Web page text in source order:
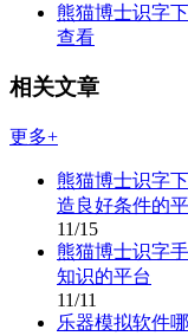
熊猫博士识字
查看
相关文章
更多+
熊猫博士识字
造良好条件的
11/15
熊猫博士识字
知识的平台
11/11
乐器模拟软件